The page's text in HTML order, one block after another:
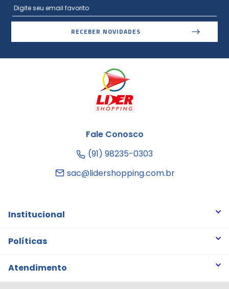
RECEBER NOVIDADES
Fale Conosco
(91) 98235-0303
sac@lidershopping.com.br
Institucional
Quem somos
Notícias
Políticas
Trocas e Devoluções
Política de Privacidade
Atendimento